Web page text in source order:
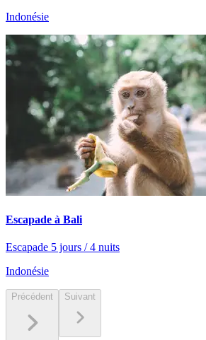
Indonésie
Escapade à Bali
Escapade 5 jours / 4 nuits
Indonésie
Précédent Suivant